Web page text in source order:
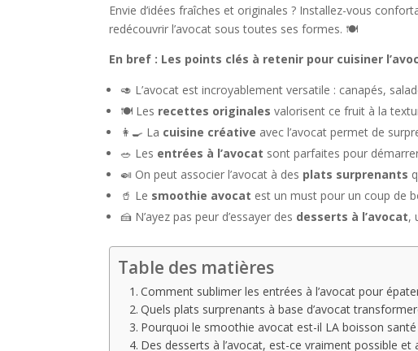
Envie d’idées fraîches et originales ? Installez-vous
redécouvrir l’avocat sous toutes ses formes. 🍽️
En bref : Les points clés à retenir pour cuisiner
🥑 L’avocat est incroyablement versatile : canapés,
🍽️ Les recettes originales valorisent ce fruit à la
👩‍🍳 La cuisine créative avec l’avocat permet de
🥗 Les entrées à l’avocat sont parfaites pour
🍛 On peut associer l’avocat à des plats surprenants
🥤 Le smoothie avocat est un must pour un coup de
🍰 N’ayez pas peur d’essayer des desserts à l’avocat,
Table des matières
Comment sublimer les entrées à l’avocat pour
Quels plats surprenants à base d’avocat
Pourquoi le smoothie avocat est-il LA boisson
Des desserts à l’avocat, est-ce vraiment possible et